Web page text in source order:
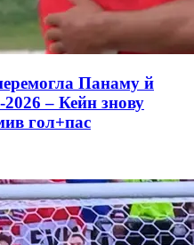
Панаму й
– Кейн знову
гол+пас